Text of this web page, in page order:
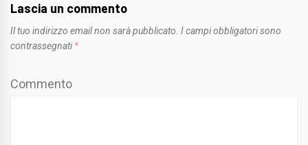
Lascia un commento
Il tuo indirizzo email non sarà pubblicato. I campi obbligatori sono
contrassegnati *
Commento